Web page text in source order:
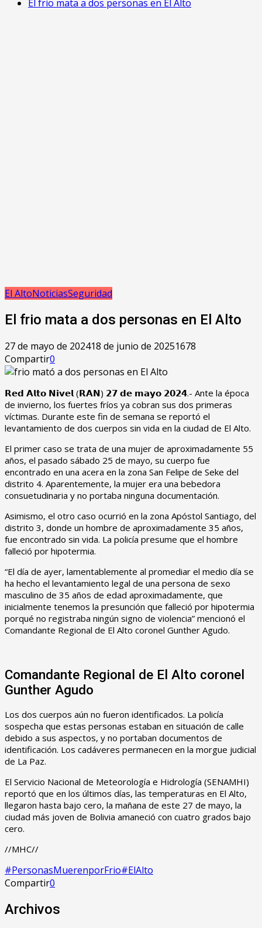
El frio mata a dos personas en El Alto
El AltoNoticiasSeguridad
El frio mata a dos personas en El Alto
27 de mayo de 202418 de junio de 20251678
Compartir0
𝗥𝗲𝗱 𝗔𝗹𝘁𝗼 𝗡𝗶𝘃𝗲𝗹 (𝗥𝗔𝗡) 𝟮𝟳 𝗱𝗲 𝗺𝗮𝘆𝗼 𝟮𝟬𝟮𝟰.- Ante la época
de invierno, los fuertes fríos ya cobran sus dos primeras
víctimas. Durante este fin de semana se reportó el
levantamiento de dos cuerpos sin vida en la ciudad de El Alto.
El primer caso se trata de una mujer de aproximadamente 55
años, el pasado sábado 25 de mayo, su cuerpo fue
encontrado en una acera en la zona San Felipe de Seke del
distrito 4. Aparentemente, la mujer era una bebedora
consuetudinaria y no portaba ninguna documentación.
Asimismo, el otro caso ocurrió en la zona Apóstol Santiago, del
distrito 3, donde un hombre de aproximadamente 35 años,
fue encontrado sin vida. La policía presume que el hombre
falleció por hipotermia.
“El día de ayer, lamentablemente al promediar el medio día se
ha hecho el levantamiento legal de una persona de sexo
masculino de 35 años de edad aproximadamente, que
inicialmente tenemos la presunción que falleció por hipotermia
porqué no registraba ningún signo de violencia” mencionó el
Comandante Regional de El Alto coronel Gunther Agudo.
Comandante Regional de El Alto coronel
Gunther Agudo
Los dos cuerpos aún no fueron identificados. La policía
sospecha que estas personas estaban en situación de calle
debido a sus aspectos, y no portaban documentos de
identificación. Los cadáveres permanecen en la morgue judicial
de La Paz.
El Servicio Nacional de Meteorología e Hidrología (SENAMHI)
reportó que en los últimos días, las temperaturas en El Alto,
llegaron hasta bajo cero, la mañana de este 27 de mayo, la
ciudad más joven de Bolivia amaneció con cuatro grados bajo
cero.
//MHC//
#PersonasMuerenporFrio#ElAlto
Compartir0
Archivos